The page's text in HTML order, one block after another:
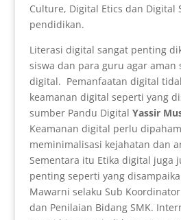
Culture, Digital Etics dan Digital
pendidikan.
Literasi digital sangat penting
siswa dan para guru agar aman
digital. Pemanfaatan digital
keamanan digital seperti yang
sumber Pandu Digital Yassir
Keamanan digital perlu
meminimalisasi kejahatan dan
Sementara itu Etika digital juga
penting seperti yang
Mawarni selaku Sub
dan Penilaian Bidang SMK.